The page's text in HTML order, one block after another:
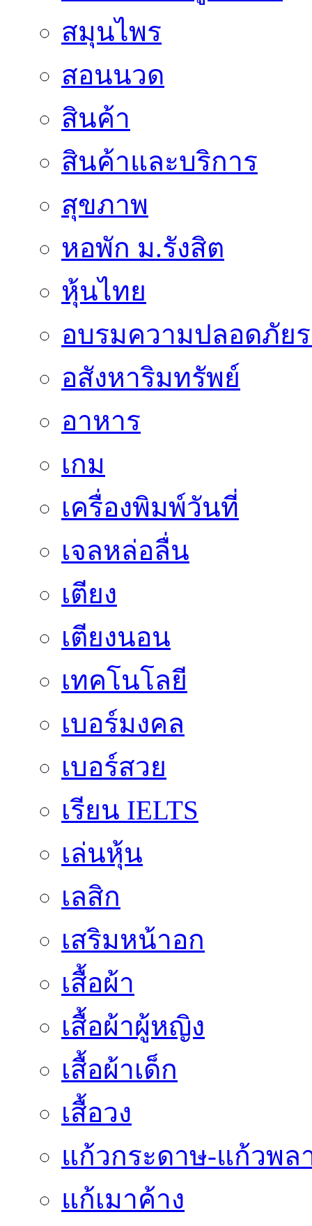
สมุนไพร
สอนนวด
สินค้า
สินค้าและบริการ
สุขภาพ
หอพัก ม.รังสิต
หุ้นไทย
อบรมความปลอดภัย
อสังหาริมทรัพย์
อาหาร
เกม
เครื่องพิมพ์วันที่
เจลหล่อลื่น
เตียง
เตียงนอน
เทคโนโลยี
เบอร์มงคล
เบอร์สวย
เรียน IELTS
เล่นหุ้น
เลสิก
เสริมหน้าอก
เสื้อผ้า
เสื้อผ้าผู้หญิง
เสื้อผ้าเด็ก
เสื้อวง
แก้วกระดาษ-แก้วพล
แก้เมาค้าง